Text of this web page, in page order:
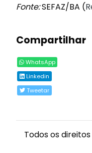
Fonte:SEFAZ/BA (
Compartilhar
WhatsApp
Linkedin
Tweetar
Todos os